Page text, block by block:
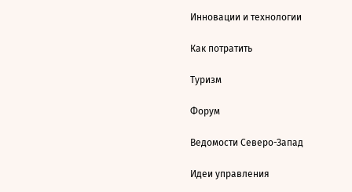
Инновации и технологии
Как потратить
Туризм
Форум
Ведомости Северо-Запад
Идеи управления